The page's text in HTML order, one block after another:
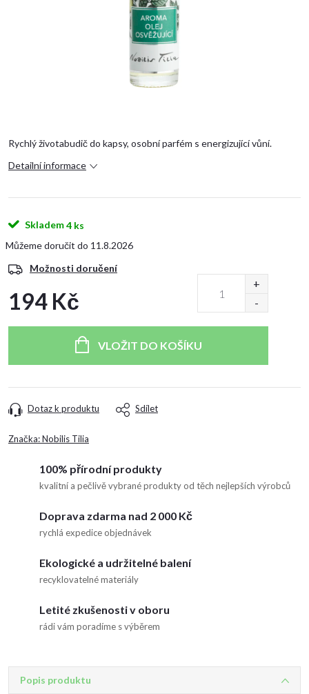
Rychlý životabudič do kapsy, osobní parfém s energizující vůní.
Detailní informace
Skladem4 ks
11.8.2026
Možnosti doručení
194 Kč
VLOŽIT DO KOŠÍKU
Dotaz k produktu Sdílet
Značka:Nobilis Tilia
100% přírodní produkty
kvalitní a pečlivě vybrané produkty od těch nejlepších výrobců
Doprava zdarma nad 2 000 Kč
rychlá expedice objednávek
Ekologické a udržitelné balení
recyklovatelné materiály
Letité zkušenosti v oboru
rádi vám poradíme s výběrem
Popis produktu